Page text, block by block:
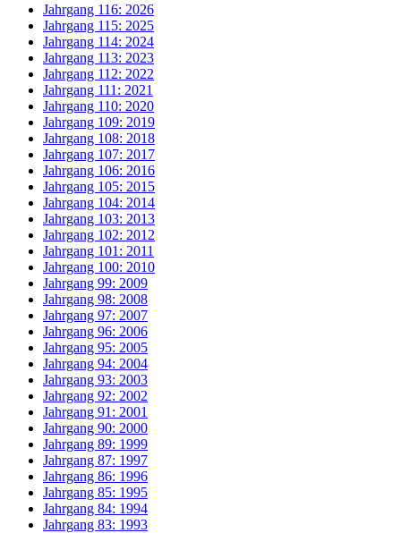
Jahrgang 116: 2026
Jahrgang 115: 2025
Jahrgang 114: 2024
Jahrgang 113: 2023
Jahrgang 112: 2022
Jahrgang 111: 2021
Jahrgang 110: 2020
Jahrgang 109: 2019
Jahrgang 108: 2018
Jahrgang 107: 2017
Jahrgang 106: 2016
Jahrgang 105: 2015
Jahrgang 104: 2014
Jahrgang 103: 2013
Jahrgang 102: 2012
Jahrgang 101: 2011
Jahrgang 100: 2010
Jahrgang 99: 2009
Jahrgang 98: 2008
Jahrgang 97: 2007
Jahrgang 96: 2006
Jahrgang 95: 2005
Jahrgang 94: 2004
Jahrgang 93: 2003
Jahrgang 92: 2002
Jahrgang 91: 2001
Jahrgang 90: 2000
Jahrgang 89: 1999
Jahrgang 87: 1997
Jahrgang 86: 1996
Jahrgang 85: 1995
Jahrgang 84: 1994
Jahrgang 83: 1993